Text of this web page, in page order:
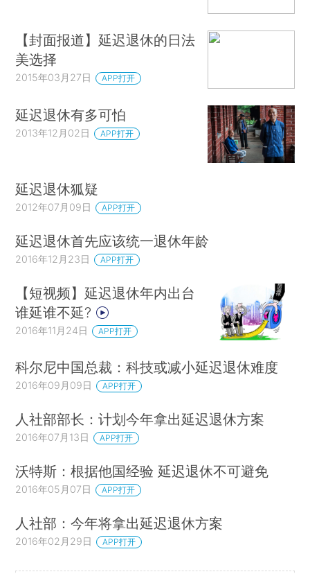
【封面报道】延迟退休的日法
美选择
2015年03月27日 APP打开
延迟退休有多可怕
2013年12月02日 APP打开
延迟退休狐疑
2012年07月09日 APP打开
延迟退休首先应该统一退休年龄
2016年12月23日 APP打开
【短视频】延迟退休年内出台
谁延谁不延?
2016年11月24日 APP打开
科尔尼中国总裁：科技或减小延迟退休难度
2016年09月09日 APP打开
人社部部长：计划今年拿出延迟退休方案
2016年07月13日 APP打开
沃特斯：根据他国经验 延迟退休不可避免
2016年05月07日 APP打开
人社部：今年将拿出延迟退休方案
2016年02月29日 APP打开